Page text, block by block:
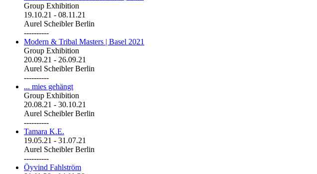
Group Exhibition
19.10.21 - 08.11.21
Aurel Scheibler Berlin
----------
Modern & Tribal Masters | Basel 2021
Group Exhibition
20.09.21 - 26.09.21
Aurel Scheibler Berlin
----------
... mies gehängt
Group Exhibition
20.08.21 - 30.10.21
Aurel Scheibler Berlin
----------
Tamara K.E.
19.05.21 - 31.07.21
Aurel Scheibler Berlin
----------
Öyvind Fahlström